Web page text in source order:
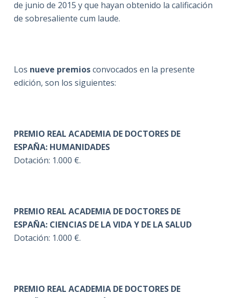
de junio de 2015 y que hayan obtenido la calificación
de sobresaliente cum laude.
Los nueve premiosconvocados en la presente
edición, son los siguientes:
PREMIO REAL ACADEMIA DE DOCTORES DE
ESPAÑA: HUMANIDADES
Dotación: 1.000 €.
PREMIO REAL ACADEMIA DE DOCTORES DE
ESPAÑA: CIENCIAS DE LA VIDA Y DE LA SALUD
Dotación: 1.000 €.
PREMIO REAL ACADEMIA DE DOCTORES DE